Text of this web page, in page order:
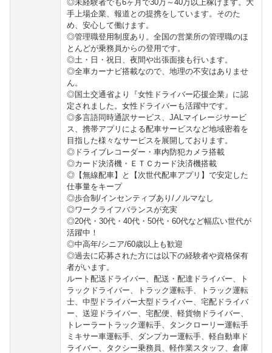
◎未経験者でも6ヶ月で30万～40万以上稼げます。大
手上場企業、報道との提携をしています。そのた
め、安心して働けます。
◎管理職登用制度あり。全国の営業所の管理職のほ
とんどが乗務員からの登用です。
◎土・日・祝日、夜間や出張面接も行います。
◎全車カーナビ搭載なので、地理の不安はありませ
ん。
◎国土交通省より『女性ドライバー応援企業』に認
定されました。女性ドライバーも活躍中です。
◎多言語同時通訳サービス、JALマイレージサービ
ス、携帯アプリによる配車サービスなど地域密着を
目指した様々なサービスを展開しております。
◎ドライブレコーダー・車内防犯カメラ搭載
◎カード決済機・ＥＴＣカード決済機搭載
◎【無線配車】と【次世代配車アプリ】で安定した
仕事量をキープ
◎歩合制/インセンティブあり/ノルマなし
◎ワークライフバランスが充実
◎20代・30代・40代・50代・60代など幅広い世代が
活躍中！
◎中高年/シニア/60歳以上も歓迎
◎過去に応募された方には以下の経験者や資格保有
者がいます。
ルート配送ドライバー、配送・配達ドライバー、ト
ラックドライバー、トラック運転手、トラック運転
士、中型ドライバー大型ドライバー、宅配ドライバ
ー、送迎ドライバー、宅配便、軽貨物ドライバー、
トレーラートラック運転手、タンクローリー運転手
ミキサー車運転手、ダンプカー運転手、軽自動車ド
ライバー、タクシー乗務員、軽作業スタッフ、倉庫